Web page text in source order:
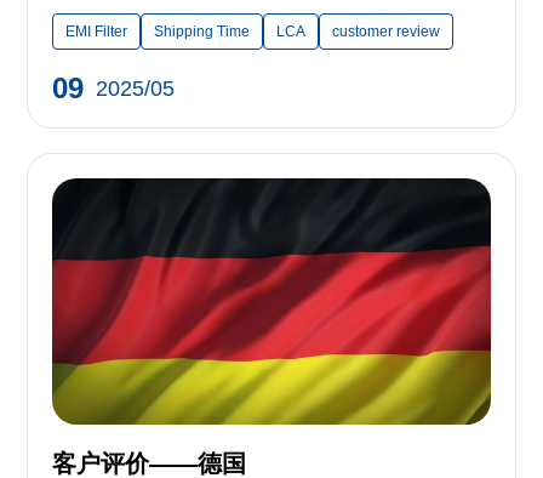
09 2025/05
象深刻！” ——来自加拿大的客户
EMI Filter Shipping Time LCA customer review
客户评价——德国